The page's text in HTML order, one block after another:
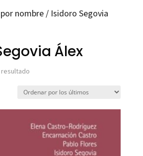
nombre / Isidoro Segovia
Álex